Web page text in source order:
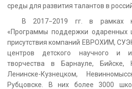
среды для развития талантов в
В 2017−2019 гг. в рамках
«Программы поддержки одаренных
присутствия компаний ЕВРОХИМ,
центров детского научного и
творчества в Барнауле, Бийске,
Ленинске-Кузнецком,
Рубцовске. В них более 3000